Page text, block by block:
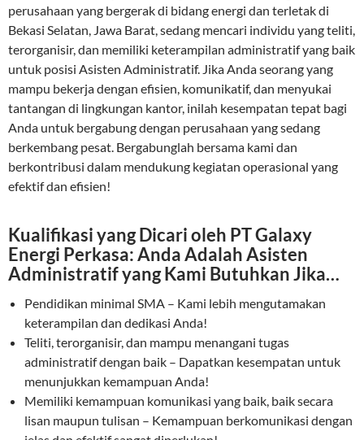
perusahaan yang bergerak di bidang energi dan terletak di
Bekasi Selatan, Jawa Barat, sedang mencari individu yang teliti,
terorganisir, dan memiliki keterampilan administratif yang baik
untuk posisi Asisten Administratif. Jika Anda seorang yang
mampu bekerja dengan efisien, komunikatif, dan menyukai
tantangan di lingkungan kantor, inilah kesempatan tepat bagi
Anda untuk bergabung dengan perusahaan yang sedang
berkembang pesat. Bergabunglah bersama kami dan
berkontribusi dalam mendukung kegiatan operasional yang
efektif dan efisien!
Kualifikasi yang Dicari oleh PT Galaxy
Energi Perkasa: Anda Adalah Asisten
Administratif yang Kami Butuhkan Jika…
Pendidikan minimal SMA – Kami lebih mengutamakan
keterampilan dan dedikasi Anda!
Teliti, terorganisir, dan mampu menangani tugas
administratif dengan baik – Dapatkan kesempatan untuk
menunjukkan kemampuan Anda!
Memiliki kemampuan komunikasi yang baik, baik secara
lisan maupun tulisan – Kemampuan berkomunikasi dengan